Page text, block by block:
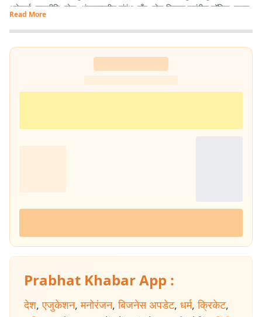
अफ़ेयर्स, राजनीति, खेल, अंतरराष्ट्रीय संबंध, गाँव, खेत-किसान पसंदीदा टॉपिक. स्कूल,
कॉलेज युनिवर्सिटी में यूथ से गपशप करना एनर्जी का अतिरिक्त स्रोत. साल 2020 में
नोएडा से शुरू हुई इस लेखन यात्रा कलम, डेस्कटॉप, लैपटॉप के की-बोर्ड से होते हुए
स्मार्ट फोन तक पहुंच गयी. ज्यों-ज्यों उम्र बढ़ रही है, सीखने, पढ़ने, लिखने की भूख भी
Read More
Prabhat Khabar App :
देश, एजुकेशन, मनोरंजन, बिजनेस अपडेट, धर्म, क्रिकेट,